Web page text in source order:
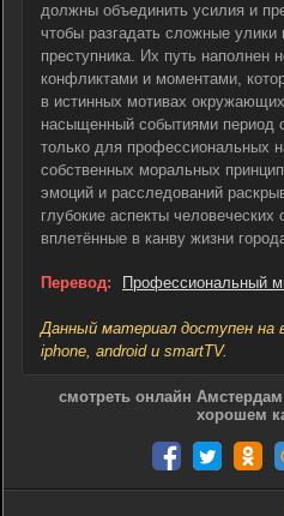
должны объединить усилия и
чтобы разгадать сложные
преступника. Их путь наполнен
конфликтами и моментами,
в истинных мотивах
насыщенный событиями период
только для профессиональных
собственных моральных
эмоций и расследований
глубокие аспекты
вплетённые в канву жизни
Перевод: Профессиональный
Данный материал доступен на
iphone, android и smartTV.
смотреть онлайн
хорошем